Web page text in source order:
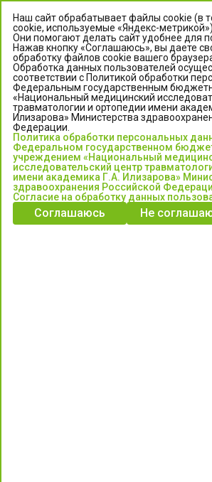
ЦЕНТР
Федеральное государственное
«Национальный медицинский
травматологии и ортопедии имени
Министерства здравоохранения
Наш сайт обрабатывает файлы cookie (в
cookie, используемые «Яндекс-метрикой»).
Они помогают делать сайт удобнее для
Нажав кнопку «Соглашаюсь», вы даете
обработку файлов cookie вашего
Обработка данных пользователей
соответствии с Политикой обработки
Федеральным государственным
«Национальный медицинский
травматологии и ортопедии имени
Илизарова» Министерства
Федерации.
Политика обработки персональных
Федеральном государственном
учреждением «Национальный
исследовательский центр
имени академика Г.А. Илизарова»
здравоохранения Российской
Согласие на обработку данных
Соглашаюсь Не